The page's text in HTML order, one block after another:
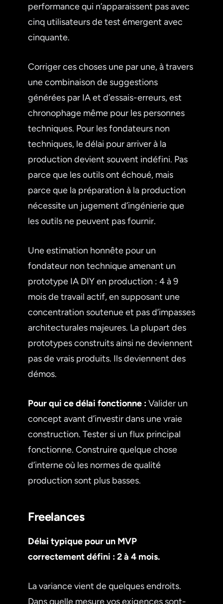
performance qui n’apparaissent pas avec
cinq utilisateurs de test émergent avec
cinquante.
Corriger ces choses une par une, à travers
une combinaison de suggestions
générées par IA et d’essais-erreurs, est
chronophage même pour les personnes
techniques. Pour les fondateurs non
techniques, le délai pour arriver à la
production devient souvent indéfini. Pas
parce que les outils ont échoué, mais
parce que la préparation à la production
nécessite un jugement d’ingénierie que
les outils ne peuvent pas fournir.
Une estimation honnête pour un
fondateur non technique amenant un
prototype IA DIY en production : 4 à 9
mois de travail actif, en supposant une
concentration soutenue et pas d’impasses
architecturales majeures. La plupart des
prototypes construits ainsi ne deviennent
pas de vrais produits. Ils deviennent des
démos.
Pour qui ce délai fonctionne :Valider un
concept avant d’investir dans une vraie
construction. Tester si un flux principal
fonctionne. Construire quelque chose
d’interne où les normes de qualité
production sont plus basses.
Freelances
Délai typique pour un MVP
correctement défini : 2 à 4 mois.
La variance vient de quelques endroits.
Dans quelle mesure vos exigences sont-